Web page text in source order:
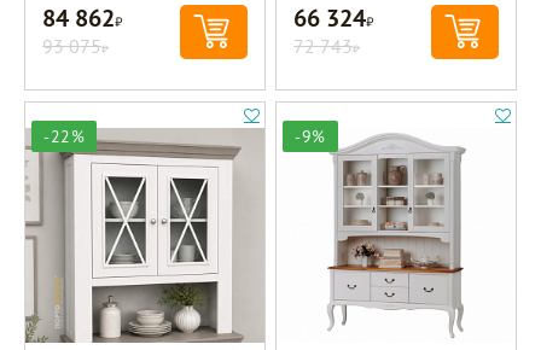
84 862Р
93 075Р
66 324Р
72 743Р
-22% -9%